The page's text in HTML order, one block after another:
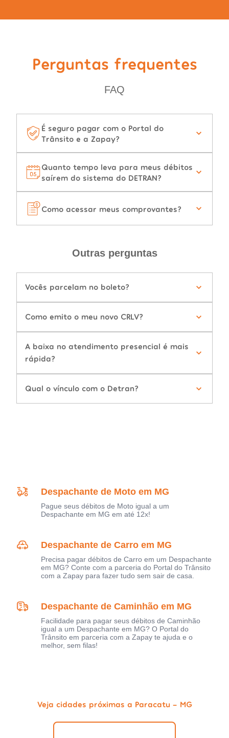
Perguntas frequentes
FAQ
É seguro pagar com o Portal do
Trânsito e a Zapay?
Quanto tempo leva para meus débitos
saírem do sistema do DETRAN?
Como acessar meus comprovantes?
Outras perguntas
Vocês parcelam no boleto?
Como emito o meu novo CRLV?
A baixa no atendimento presencial é mais
rápida?
Qual o vínculo com o Detran?
Despachante de Moto em MG
Pague seus débitos de Moto igual a um
Despachante em MG em até 12x!
Despachante de Carro em MG
Precisa pagar débitos de Carro em um Despachante
em MG? Conte com a parceria do Portal do Trânsito
com a Zapay para fazer tudo sem sair de casa.
Despachante de Caminhão em MG
Facilidade para pagar seus débitos de Caminhão
igual a um Despachante em MG? O Portal do
Trânsito em parceria com a Zapay te ajuda e o
melhor, sem filas!
Veja cidades próximas a Paracatu - MG